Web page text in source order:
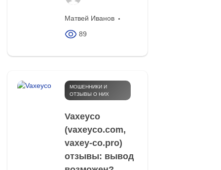
Матвей Иванов
89
МОШЕННИКИ И
ОТЗЫВЫ О НИХ
Vaxeyco
(vaxeyco.com,
vaxey-co.pro)
отзывы: вывод